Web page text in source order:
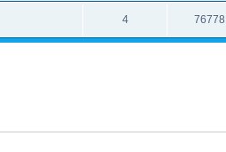
4 76778